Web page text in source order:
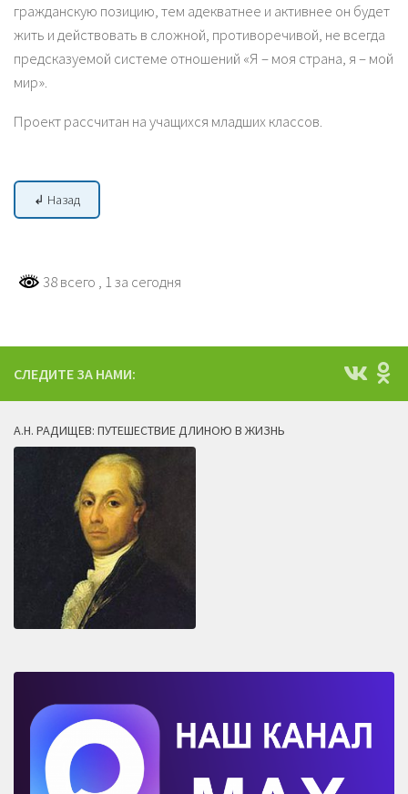
гражданскую позицию, тем адекватнее и активнее он будет
жить и действовать в сложной, противоречивой, не всегда
предсказуемой системе отношений «Я – моя страна, я – мой
мир».
Проект рассчитан на учащихся младших классов.
↲ Назад
38 всего , 1 за сегодня
СЛЕДИТЕ ЗА НАМИ:
А.Н. РАДИЩЕВ: ПУТЕШЕСТВИЕ ДЛИНОЮ В ЖИЗНЬ